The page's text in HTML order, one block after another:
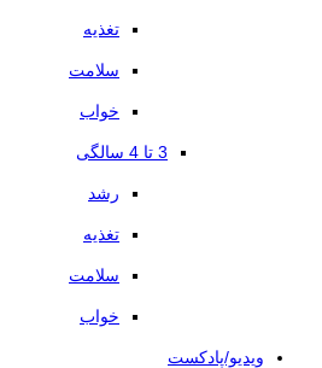
تغذیه
سلامت
خواب
3 تا 4 سالگی
رشد
تغذیه
سلامت
خواب
ویدیو/پادکست